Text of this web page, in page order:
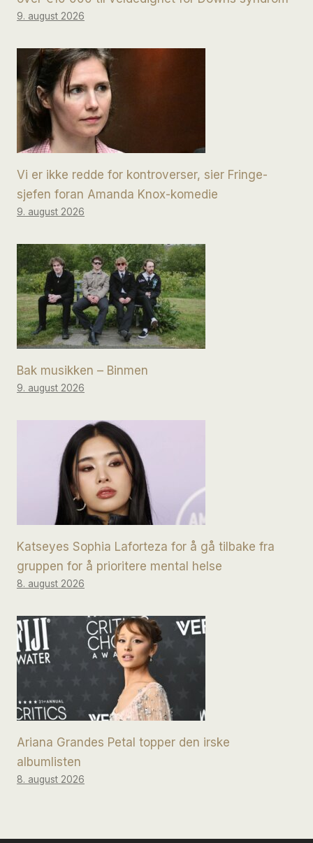
9. august 2026
Vi er ikke redde for kontroverser, sier Fringe-
sjefen foran Amanda Knox-komedie
9. august 2026
Bak musikken – Binmen
9. august 2026
Katseyes Sophia Laforteza for å gå tilbake fra
gruppen for å prioritere mental helse
8. august 2026
Ariana Grandes Petal topper den irske
albumlisten
8. august 2026